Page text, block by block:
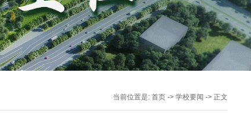
当前位置是: 首页-> 学校要闻 -> 正文